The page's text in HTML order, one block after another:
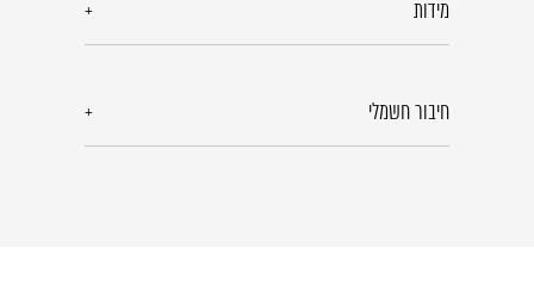
מידות
חיבור חשמלי